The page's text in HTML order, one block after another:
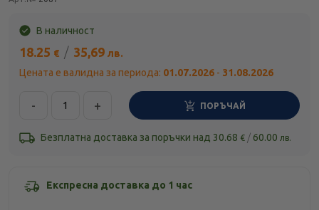
В наличност
18.25 € / 35,69 лв.
Цената е валидна за периода: 01.07.2026 - 31.08.2026
- + ПОРЪЧАЙ
Безплатна доставка за поръчки над 30.68 € / 60.00 лв.
Експресна доставка до 1 час